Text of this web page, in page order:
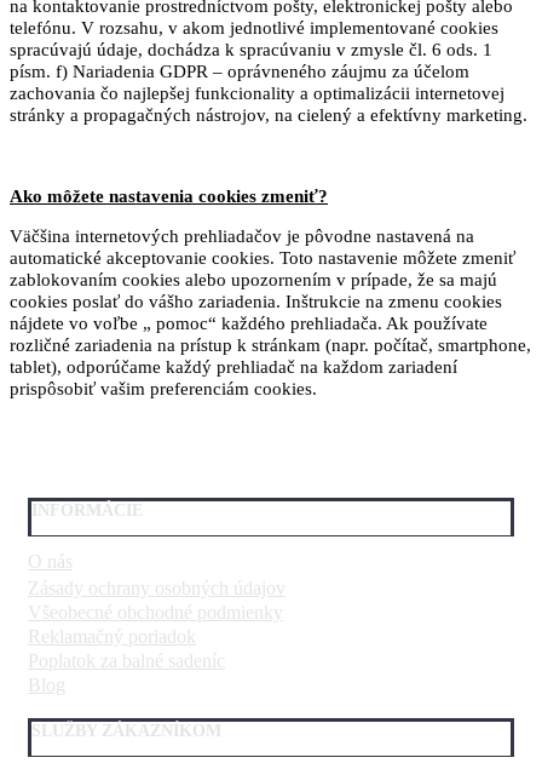
na kontaktovanie prostredníctvom pošty, elektronickej pošty alebo
telefónu. V rozsahu, v akom jednotlivé implementované cookies
spracúvajú údaje, dochádza k spracúvaniu v zmysle čl. 6 ods. 1
písm. f) Nariadenia GDPR – oprávneného záujmu za účelom
zachovania čo najlepšej funkcionality a optimalizácii internetovej
stránky a propagačných nástrojov, na cielený a efektívny marketing.
Ako môžete nastavenia cookies zmeniť?
Väčšina internetových prehliadačov je pôvodne nastavená na
automatické akceptovanie cookies. Toto nastavenie môžete zmeniť
zablokovaním cookies alebo upozornením v prípade, že sa majú
cookies poslať do vášho zariadenia. Inštrukcie na zmenu cookies
nájdete vo voľbe „ pomoc“ každého prehliadača. Ak používate
rozličné zariadenia na prístup k stránkam (napr. počítač, smartphone,
tablet), odporúčame každý prehliadač na každom zariadení
prispôsobiť vašim preferenciám cookies.
INFORMÁCIE
O nás
Zásady ochrany osobných údajov
Všeobecné obchodné podmienky
Reklamačný poriadok
Poplatok za balné sadeníc
Blog
SLUŽBY ZÁKAZNÍKOM